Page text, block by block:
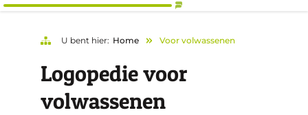
U bent hier: Home Voor volwassenen
Logopedie voor
volwassenen